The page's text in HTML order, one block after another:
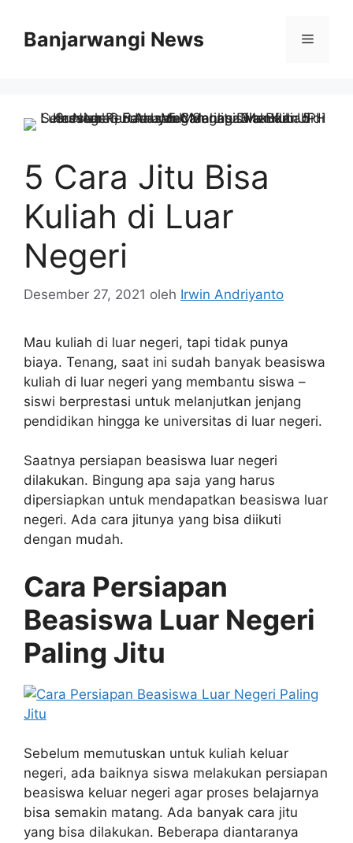
Banjarwangi News Menu
5 Cara Jitu Bisa
Kuliah di Luar
Negeri
Desember 27, 2021 oleh Irwin Andriyanto
Mau kuliah di luar negeri, tapi tidak punya
biaya. Tenang, saat ini sudah banyak beasiswa
kuliah di luar negeri yang membantu siswa –
siswi berprestasi untuk melanjutkan jenjang
pendidikan hingga ke universitas di luar negeri.
Saatnya persiapan beasiswa luar negeri
dilakukan. Bingung apa saja yang harus
dipersiapkan untuk mendapatkan beasiswa luar
negeri. Ada cara jitunya yang bisa diikuti
dengan mudah.
Cara Persiapan
Beasiswa Luar Negeri
Paling Jitu
Sebelum memutuskan untuk kuliah keluar
negeri, ada baiknya siswa melakukan persiapan
beasiswa keluar negeri agar proses belajarnya
bisa semakin matang. Ada banyak cara jitu
yang bisa dilakukan. Beberapa diantaranya